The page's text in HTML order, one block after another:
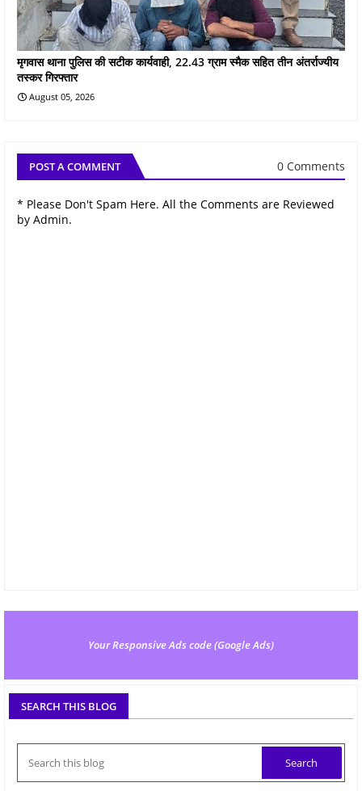
मृगवास थाना पुलिस की सटीक कार्यवाही, 22.43 ग्राम स्मैक सहित तीन अंतर्राज्यीय
तस्कर गिरफ्तार
August 05, 2026
POST A COMMENT 0 Comments
* Please Don't Spam Here. All the Comments are Reviewed
by Admin.
Your Responsive Ads code (Google Ads)
SEARCH THIS BLOG